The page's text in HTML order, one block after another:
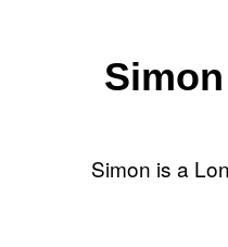
Simon is a